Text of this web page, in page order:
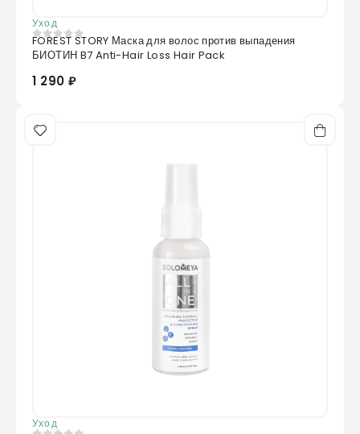
Уход
0из 5
FOREST STORY Маска для волос против выпадения
БИОТИН B7 Anti-Hair Loss Hair Pack
1 290 ₽
Уход